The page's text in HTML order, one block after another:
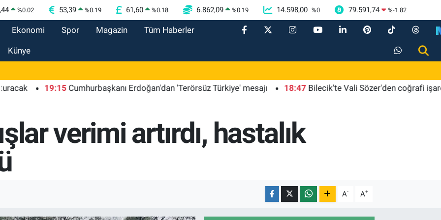
%0.02 53,39 %0.19 61,60 %0.18 6.862,09 %0.19 14.598,00 %0 79.591,74 %-1.82
Ekonomi Spor Magazin Tüm Haberler
Künye
19:15 Cumhurbaşkanı Erdoğan'dan 'Terörsüz Türkiye' mesajı 18:47 Bilecik'te Vali Sözer'den coğrafi işaretli
verimi artırdı, hastalık
A- A+